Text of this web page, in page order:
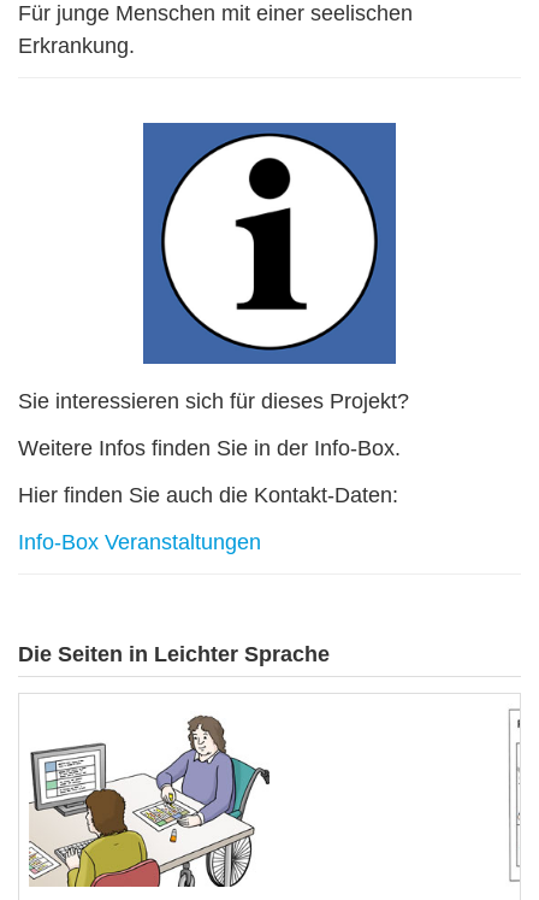
Für junge Menschen mit einer seelischen
Erkrankung.
Sie interessieren sich für dieses Projekt?
Weitere Infos finden Sie in der Info-Box.
Hier finden Sie auch die Kontakt-Daten:
Info-Box Veranstaltungen
Die Seiten in Leichter Sprache